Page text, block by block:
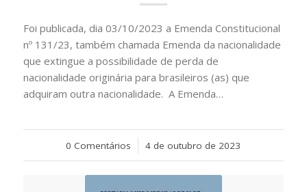
Foi publicada, dia 03/10/2023 a Emenda Constitucional
nº 131/23, também chamada Emenda da nacionalidade
que extingue a possibilidade de perda de
nacionalidade originária para brasileiros (as) que
adquiram outra nacionalidade. A Emenda…
0 Comentários
/ 4 de outubro de 2023